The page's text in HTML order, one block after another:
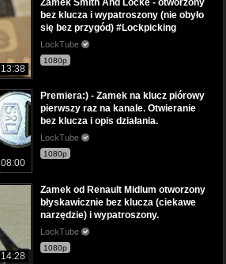
13:38
Zamek Smith And Locke - otworzony
bez klucza i wypatroszony (nie obyło
się bez przygód) #Lockpicking
LockTube
1080p
08:00
Premiera:) - Zamek na klucz piórowy
pierwszy raz na kanale. Otwieranie
bez klucza i opis działania.
LockTube
1080p
14:28
Zamek od Renault Midlum otworzony
błyskawicznie bez klucza (ciekawe
narzędzie) i wypatroszony.
LockTube
1080p